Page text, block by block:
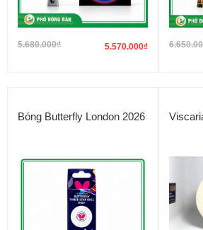
5.680.000₫ 5.570.000₫
Bóng Butterfly London 2026